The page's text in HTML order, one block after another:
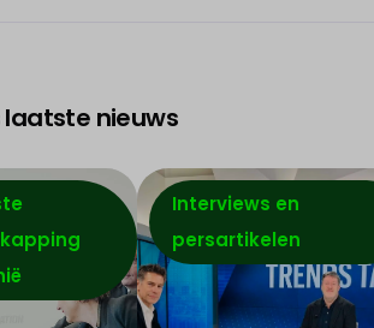
laatste nieuws
Interviews en
persartikelen